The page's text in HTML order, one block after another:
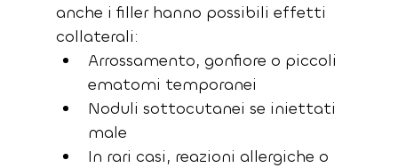
anche i filler hanno possibili effetti
collaterali:
Arrossamento, gonfiore o piccoli
ematomi temporanei
Noduli sottocutanei se iniettati
male
In rari casi, reazioni allergiche o